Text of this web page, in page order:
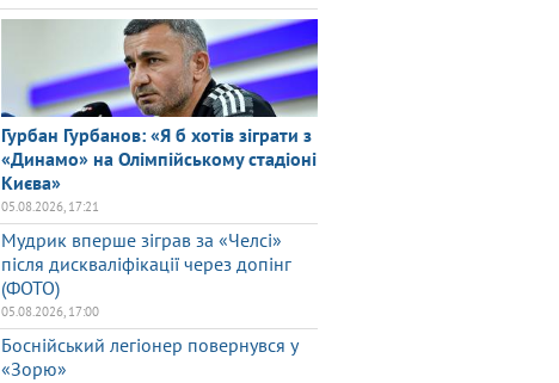
Гурбан Гурбанов: «Я б хотів зіграти з
«Динамо» на Олімпійському стадіоні
Києва»
05.08.2026, 17:21
Мудрик вперше зіграв за «Челсі»
після дискваліфікації через допінг
(ФОТО)
05.08.2026, 17:00
Боснійський легіонер повернувся у
«Зорю»